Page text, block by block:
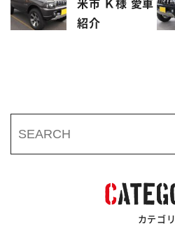
米市 Ｋ様 愛車
紹介
カテゴリ